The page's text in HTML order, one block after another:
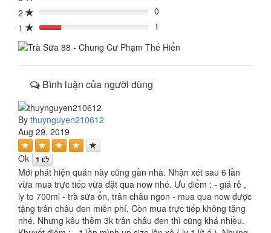
2
0%
0
1
20% 1
Bình luận của người dùng
By thuynguyen210612
Aug 29, 2019
Ok 1
Mới phát hiện quán này cũng gần nhà. Nhận xét sau 6 lần
vừa mua trực tiếp vừa đặt qua now nhé. Ưu điểm : - giá rẻ ,
ly to 700ml - trà sữa ổn, trân châu ngon - mua qua now được
tặng trân châu đen miễn phí. Còn mua trực tiếp không tặng
nhé. Nhưng kêu thêm 3k trân châu đen thì cũng khá nhiều.